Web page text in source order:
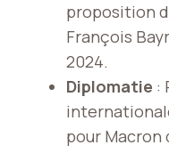
proposition
François
2024.
Diplomatie :
pour Macron